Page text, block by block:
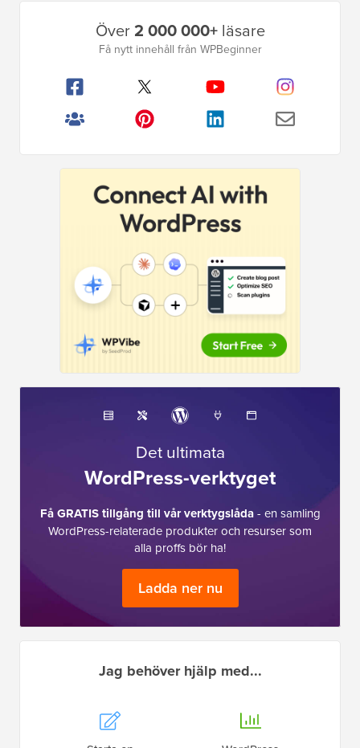
Över2 000 000+läsare
Få nytt innehåll från WPBeginner
Det ultimata
WordPress-verktyget
Få GRATIS tillgång till vår verktygslåda- en samling
WordPress-relaterade produkter och resurser som
alla proffs bör ha!
Ladda ner nu
Jag behöver hjälp med...